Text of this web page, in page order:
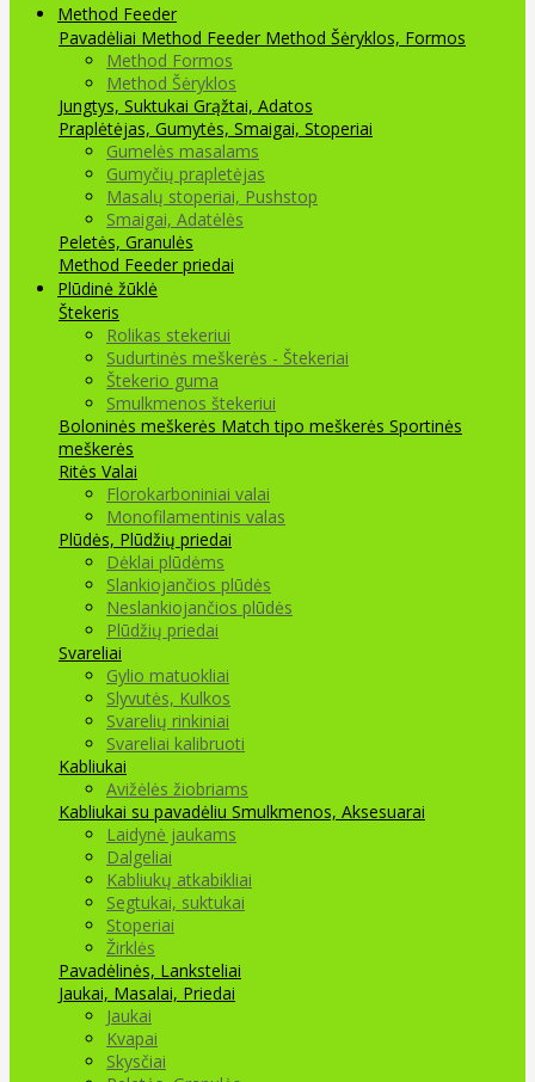
Method Feeder
Pavadėliai Method Feeder Method Šėryklos, Formos
Method Formos
Method Šėryklos
Jungtys, Suktukai Grąžtai, Adatos
Praplėtėjas, Gumytės, Smaigai, Stoperiai
Gumelės masalams
Gumyčių prapletėjas
Masalų stoperiai, Pushstop
Smaigai, Adatėlės
Peletės, Granulės
Method Feeder priedai
Plūdinė žūklė
Štekeris
Rolikas stekeriui
Sudurtinės meškerės - Štekeriai
Štekerio guma
Smulkmenos štekeriui
Boloninės meškerės Match tipo meškerės Sportinės
meškerės
Ritės Valai
Florokarboniniai valai
Monofilamentinis valas
Plūdės, Plūdžių priedai
Dėklai plūdėms
Slankiojančios plūdės
Neslankiojančios plūdės
Plūdžių priedai
Svareliai
Gylio matuokliai
Slyvutės, Kulkos
Svarelių rinkiniai
Svareliai kalibruoti
Kabliukai
Avižėlės žiobriams
Kabliukai su pavadėliu Smulkmenos, Aksesuarai
Laidynė jaukams
Dalgeliai
Kabliukų atkabikliai
Segtukai, suktukai
Stoperiai
Žirklės
Pavadėlinės, Lanksteliai
Jaukai, Masalai, Priedai
Jaukai
Kvapai
Skysčiai